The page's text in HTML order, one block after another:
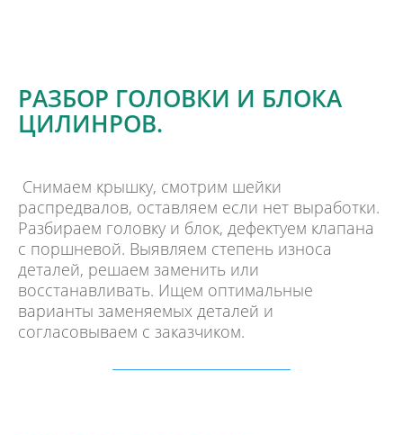
РАЗБОР ГОЛОВКИ И БЛОКА
ЦИЛИНРОВ.
Снимаем крышку, смотрим шейки
распредвалов, оставляем если нет выработки.
Разбираем головку и блок, дефектуем клапана
с поршневой. Выявляем степень износа
деталей, решаем заменить или
восстанавливать. Ищем оптимальные
варианты заменяемых деталей и
согласовываем с заказчиком.